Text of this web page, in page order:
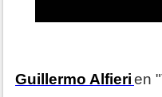
Guillermo Alfierien